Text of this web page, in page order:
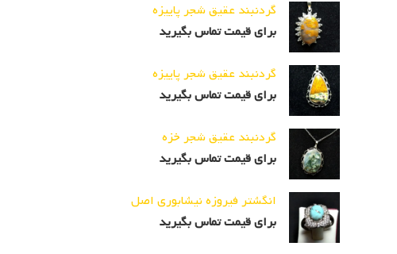
گردنبند عقیق شجر پاییزه
برای قیمت تماس بگیرید
گردنبند عقیق شجر پاییزه
برای قیمت تماس بگیرید
گردنبند عقیق شجر خزه
برای قیمت تماس بگیرید
انگشتر فیروزه نیشابوری اصل
برای قیمت تماس بگیرید